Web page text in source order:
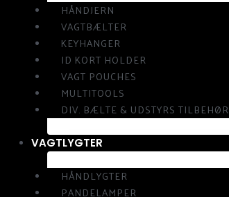
HÅNDJERN
VAGTBÆLTER
KEYHANGER
ID KORT HOLDER
VAGT POUCHES
MULTITOOLS
DIV. BÆLTE & UDSTYRS TILBEHØR
VAGTLYGTER
HÅNDLYGTER
PANDELAMPER